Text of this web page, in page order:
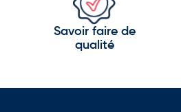
Savoir faire de
qualité